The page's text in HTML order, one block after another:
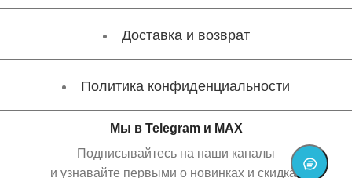
Доставка и возврат
Политика конфиденциальности
Мы в Telegram и MAX
Подписывайтесь на наши каналы
и узнавайте первыми о новинках и скидках